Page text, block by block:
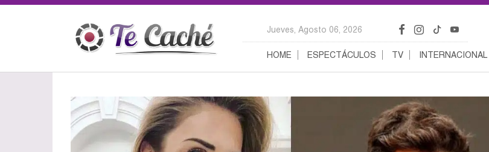
Jueves, Agosto 06, 2026
HOME ESPECTÁCULOS TV INTERNACIONAL